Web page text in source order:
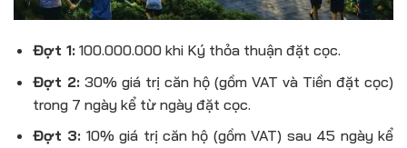
Đợt 1:100.000.000 khi Ký thỏa thuận đặt cọc.
Đợt 2:30% giá trị căn hộ (gồm VAT và Tiền đặt cọc)
trong 7 ngày kể từ ngày đặt cọc.
Đợt 3: 10% giá trị căn hộ (gồm VAT) sau 45 ngày kể